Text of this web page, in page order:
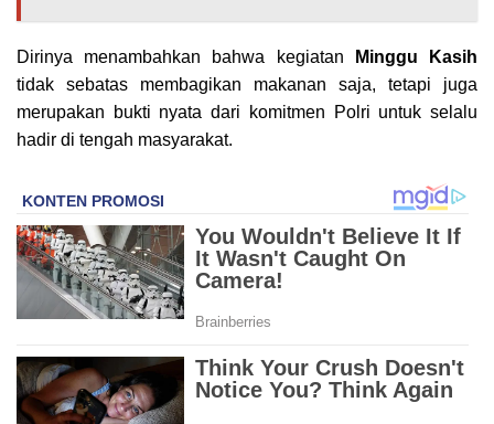
Dirinya menambahkan bahwa kegiatan
Minggu Kasih
tidak sebatas membagikan makanan saja, tetapi juga
merupakan bukti nyata dari komitmen Polri untuk selalu
hadir di tengah masyarakat.